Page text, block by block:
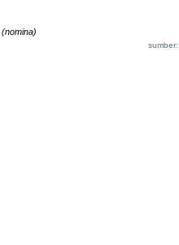
(nomina)